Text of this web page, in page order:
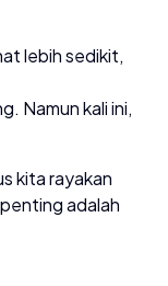
lebih sedikit,
Namun kali ini,
kita rayakan
adalah